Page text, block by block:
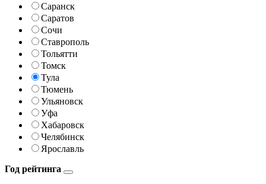
Саранск
Саратов
Сочи
Ставрополь
Тольятти
Томск
Тула
Тюмень
Ульяновск
Уфа
Хабаровск
Челябинск
Ярославль
Год рейтинга